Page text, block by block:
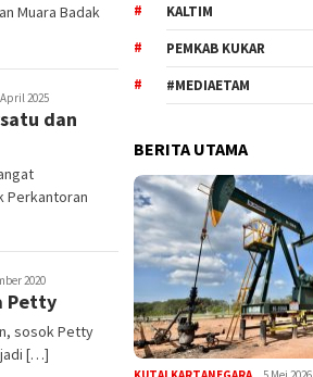
Muara Badak
2025
dan
Perkantoran
2020
Petty
sosok Petty
[…]
KALTIM
PEMKAB KUKAR
#MEDIAETAM
BERITA UTAMA